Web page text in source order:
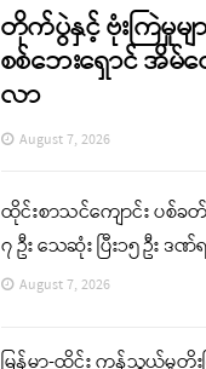
တိုက်ပွဲနှင့် ဗုံးကြဲမှုမ
စစ်ဘေးရှောင် အိမ်ထ
လာ
August 7, 2026
ထိုင်းစာသင်ကျောင်း ပစ်
၇ ဦး သေဆုံး ပြီး၁၅ ဦး ဒဏ်
August 7, 2026